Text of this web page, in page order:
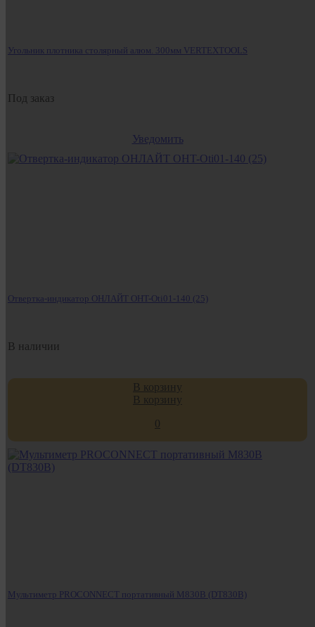
Угольник плотника столярный алюм. 300мм VERTEXTOOLS
Под заказ
Уведомить
Отвертка-индикатор ОНЛАЙТ OHT-Oti01-140 (25)
В наличии
В корзину
В корзину
0
Мультиметр PROCONNECT портативный M830B (DT830B)